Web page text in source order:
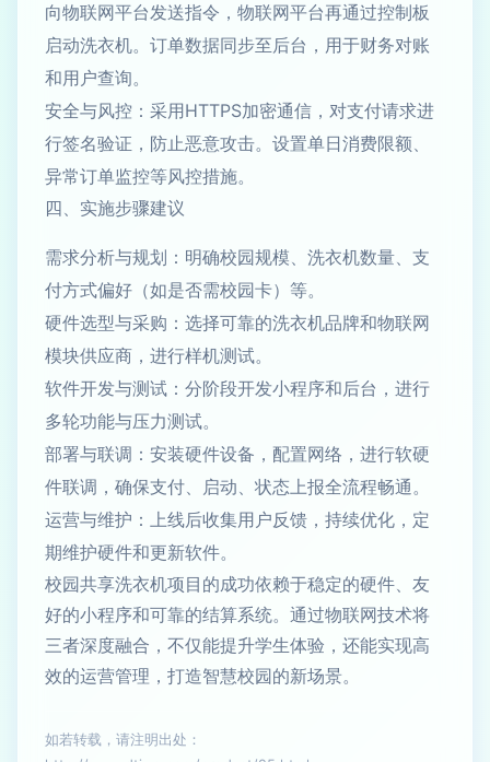
向物联网平台发送指令，物联网平台再通过控制板
启动洗衣机。订单数据同步至后台，用于财务对账
和用户查询。
安全与风控：采用HTTPS加密通信，对支付请求进
行签名验证，防止恶意攻击。设置单日消费限额、
异常订单监控等风控措施。
四、实施步骤建议
需求分析与规划：明确校园规模、洗衣机数量、支
付方式偏好（如是否需校园卡）等。
硬件选型与采购：选择可靠的洗衣机品牌和物联网
模块供应商，进行样机测试。
软件开发与测试：分阶段开发小程序和后台，进行
多轮功能与压力测试。
部署与联调：安装硬件设备，配置网络，进行软硬
件联调，确保支付、启动、状态上报全流程畅通。
运营与维护：上线后收集用户反馈，持续优化，定
期维护硬件和更新软件。
校园共享洗衣机项目的成功依赖于稳定的硬件、友
好的小程序和可靠的结算系统。通过物联网技术将
三者深度融合，不仅能提升学生体验，还能实现高
效的运营管理，打造智慧校园的新场景。
如若转载，请注明出处：